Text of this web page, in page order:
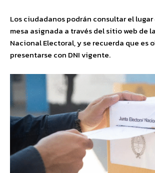
Los ciudadanos podrán consultar el
mesa asignada a través del sitio web de
Nacional Electoral, y se recuerda que es
presentarse con DNI vigente.